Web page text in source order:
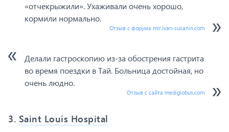
«отчекрыжили». Ухаживали очень хорошо,
кормили нормально.
Отзыв с форума mir.ivan-susanin.com
Делали гастроскопию из-за обострения гастрита
во время поездки в Тай. Больница достойная, но
очень людно.
Отзыв с сайта mediglobus.com
3. Saint Louis Hospital